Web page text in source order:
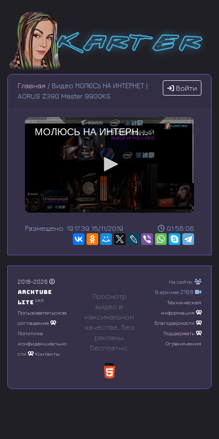
Войти
Главная / Видео МОЛЮСЬ НА ИНТЕРНЕТ |
AORUS Z390 Master 9900KS
МОЛЮСЬ НА ИНТЕРНЕТ | AORUS Z390 Master 9900KS
e
n
o
f
0
s
o
n
d
01:56:06
Размещено: 19:17:39 15/11/2019
2018-2026
Archtube
Lite 2.8.5
Пользовательское
соглашение
Политика
конфиденциально
сти
Контакты
Просмотр
видео в
максимальном
качестве, без
рeкламы,
бесплатно.
На сайте:
В архиве 2168
Техническая
информация
Благодарности
Поддержать
Ограничения